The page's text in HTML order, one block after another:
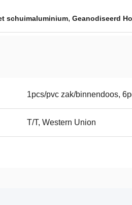
schuimaluminium, Geanodiseerd
1pcs/pvc zak/binnendoos,
T/T, Western Union